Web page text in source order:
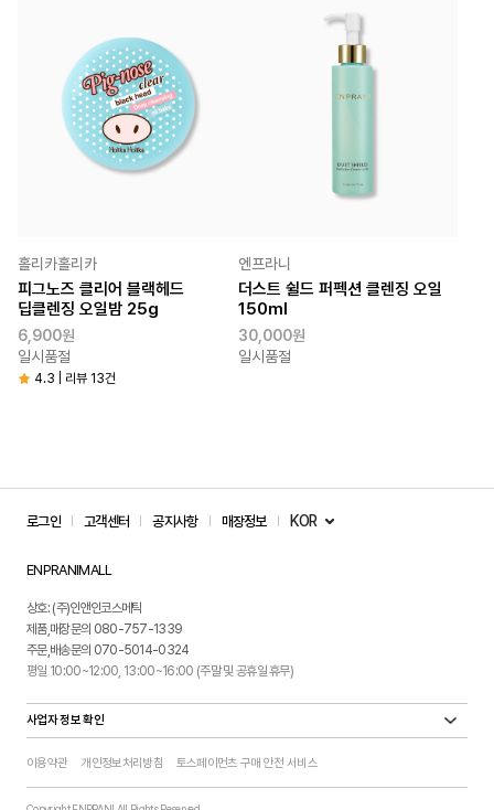
홀리카홀리카
피그노즈 클리어 블랙헤드
딥클렌징 오일밤 25g
6,900원
일시품절
4.3 | 리뷰 13건
엔프라니
더스트 쉴드 퍼펙션 클렌징 오일
150ml
30,000원
일시품절
로그인 고객센터 공지사항 매장정보 KOR
ENPRANIMALL
상호: (주)인앤인코스메틱
제품,매장문의 080-757-1339
주문,배송문의 070-5014-0324
평일 10:00~12:00, 13:00~16:00 (주말 및 공휴일 휴무)
사업자 정보 확인
이용약관 개인정보처리방침 토스페이먼츠 구매 안전 서비스